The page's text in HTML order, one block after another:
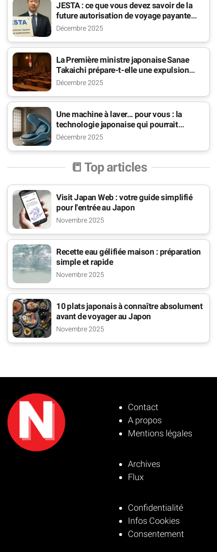
JESTA : ce que vous devez savoir de la
future autorisation de voyage payante
pour le Japon
Décembre 2025
La Première ministre japonaise Sanae
Takaichi prépare-t-elle une expulsion
massive des étrangers ?
Décembre 2025
Une machine à laver… pour vous : la
technologie japonaise qui pourrait
changer la vie des seniors
Décembre 2025
📒 Top articles
Visit Japan Web : votre guide simplifié
pour l'entrée au Japon
Novembre 2025
Recette eau gélifiée maison : préparation
simple et rapide
Novembre 2025
10 plats japonais à connaître absolument
avant de voyager au Japon
Novembre 2025
Contact
A propos
Mentions légales
Archives
Flux
Confidentialité
Infos Cookies
Consentement